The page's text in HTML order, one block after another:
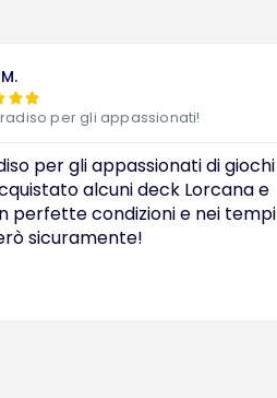

per gli appassionati!
per gli appassionati di giochi
alcuni deck Lorcana e
perfette condizioni e nei tempi
sicuramente!